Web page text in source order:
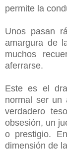
permite la
Unos pasan
amargura de
muchos
aferrarse.
Este es el
normal ser un
verdadero
obsesión, un
o prestigio.
dimensión de